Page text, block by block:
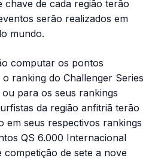
chave de cada região terão
serão realizados em
mundo.
computar os pontos
ranking do Challenger Series
para os seus rankings
da região anfitriã terão
em seus respectivos rankings
QS 6.000 Internacional
de sete a nove